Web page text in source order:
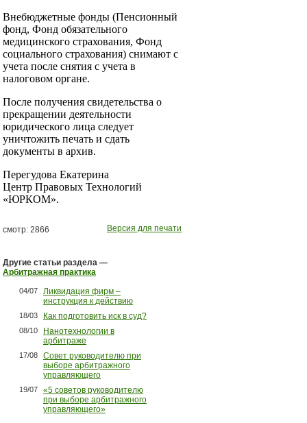
Внебюджетные фонды (Пенсионный
фонд, Фонд обязательного
медицинского страхования, Фонд
социального страхования) снимают с
учета после снятия с учета в
налоговом органе.
После получения свидетельства о
прекращении деятельности
юридического лица следует
уничтожить печать и сдать
документы в архив.
Перегудова Екатерина
Центр Правовых Технологий
«ЮРКОМ».
смотр: 2866 Версия для печати
Другие статьи раздела —
Арбитражная практика
04/07
Ликвидация фирм –
инструкция к действию
18/03 Как подготовить иск в суд?
08/10
Нанотехнологии в
арбитраже
17/08
Совет руководителю при
выборе арбитражного
управляющего
19/07
«5 советов руководителю
при выборе арбитражного
управляющего»